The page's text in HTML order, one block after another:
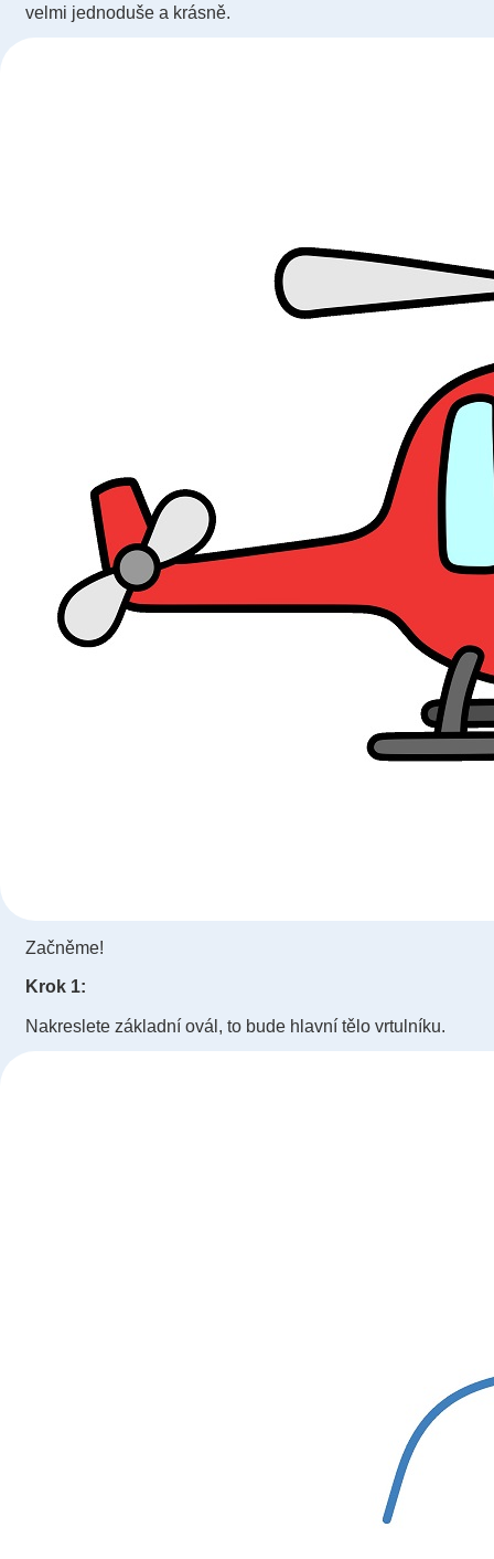
velmi jednoduše a krásně.
Začněme!
Krok 1:
Nakreslete základní ovál, to bude hlavní tělo vrtulníku.